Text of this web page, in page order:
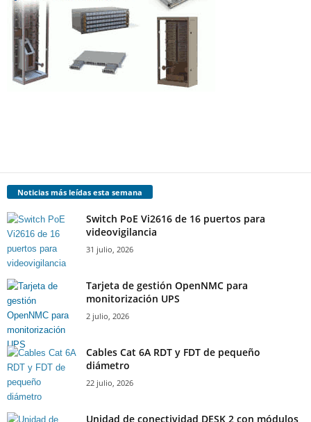
Noticias más leídas esta semana
Switch PoE Vi2616 de 16 puertos para
videovigilancia
31 julio, 2026
Tarjeta de gestión OpenNMC para
monitorización UPS
2 julio, 2026
Cables Cat 6A RDT y FDT de pequeño
diámetro
22 julio, 2026
Unidad de conectividad DESK 2 con módulos